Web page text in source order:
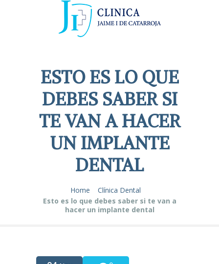
ESTO ES LO QUE
DEBES SABER SI
TE VAN A HACER
UN IMPLANTE
DENTAL
Home
Clínica Dental
Esto es lo que debes saber si te van a
hacer un implante dental